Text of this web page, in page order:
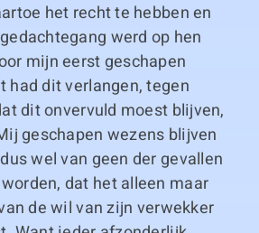
het recht te hebben en
werd op hen
mijn eerst geschapen
had dit verlangen, tegen
dit onvervuld moest blijven,
geschapen wezens blijven
wel van geen der gevallen
dat het alleen maar
de wil van zijn verwekker